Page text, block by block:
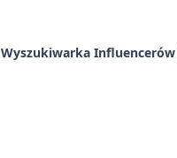
Wyszukiwarka Influencerów